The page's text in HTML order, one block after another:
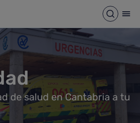
Abrir
de salud en Cantabria a tu